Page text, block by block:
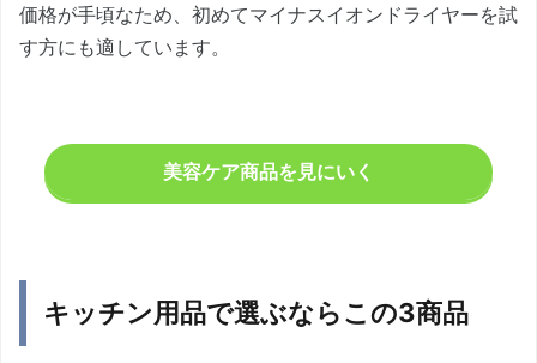
価格が手頃なため、初めてマイナスイオンドライヤーを試
す方にも適しています。
美容ケア商品を見にいく
キッチン用品で選ぶならこの3商品